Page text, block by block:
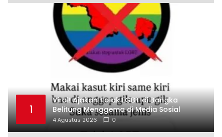
1
Viral! Ajakan Tolak LGBT di Bangka
Belitung Menggema di Media Sosial
4 Agustus 2026 0